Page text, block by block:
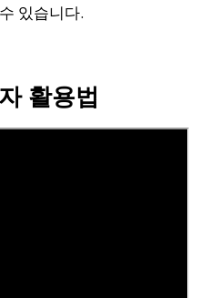
있습니다.
활용법